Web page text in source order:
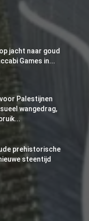
jacht naar goud
Games in...
Palestijnen
wangedrag,
prehistorische
steentijd